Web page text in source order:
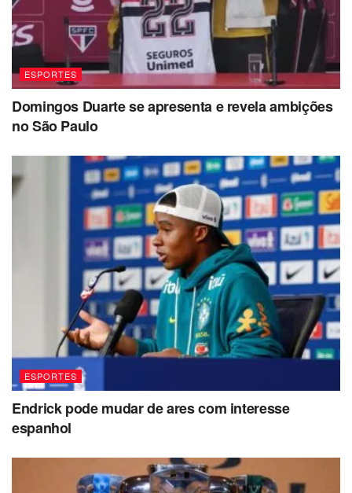
ESPORTES
Domingos Duarte se apresenta e revela ambições
no São Paulo
ESPORTES
Endrick pode mudar de ares com interesse
espanhol